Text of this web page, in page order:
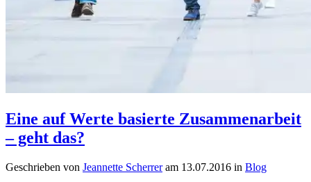
Eine auf Werte basierte Zusammenarbeit
– geht das?
Geschrieben von Jeannette Scherreram 13.07.2016 in Blog